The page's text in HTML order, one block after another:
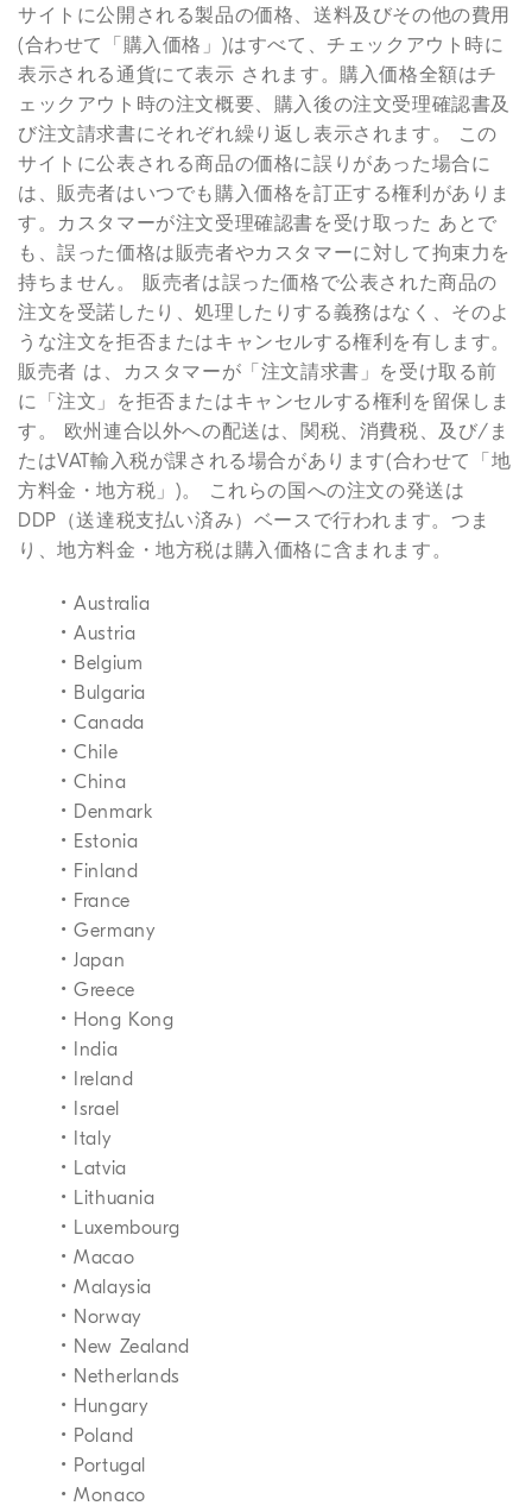
サイトに公開される製品の価格、送料及びその他の費用
(合わせて「購入価格」)はすべて、チェックアウト時に
表示される通貨にて表示 されます。購入価格全額はチ
ェックアウト時の注文概要、購入後の注文受理確認書及
び注文請求書にそれぞれ繰り返し表示されます。 この
サイトに公表される商品の価格に誤りがあった場合に
は、販売者はいつでも購入価格を訂正する権利がありま
す。カスタマーが注文受理確認書を受け取った あとで
も、誤った価格は販売者やカスタマーに対して拘束力を
持ちません。 販売者は誤った価格で公表された商品の
注文を受諾したり、処理したりする義務はなく、そのよ
うな注文を拒否またはキャンセルする権利を有します。
販売者 は、カスタマーが「注文請求書」を受け取る前
に「注文」を拒否またはキャンセルする権利を留保しま
す。 欧州連合以外への配送は、関税、消費税、及び/ま
たはVAT輸入税が課される場合があります(合わせて「地
方料金・地方税」)。 これらの国への注文の発送は
DDP（送達税支払い済み）ベースで行われます。つま
り、地方料金・地方税は購入価格に含まれます。
• Australia
• Austria
• Belgium
• Bulgaria
• Canada
• Chile
• China
• Denmark
• Estonia
• Finland
• France
• Germany
• Japan
• Greece
• Hong Kong
• India
• Ireland
• Israel
• Italy
• Latvia
• Lithuania
• Luxembourg
• Macao
• Malaysia
• Norway
• New Zealand
• Netherlands
• Hungary
• Poland
• Portugal
• Monaco